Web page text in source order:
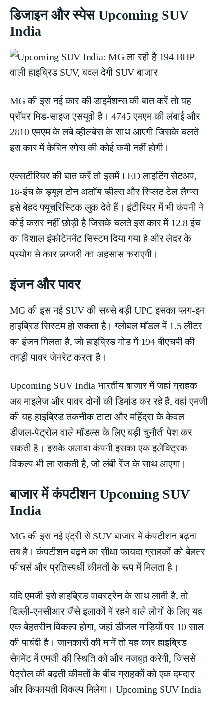
डिजाइन और स्पेस Upcoming SUV
India
MG की इस नई कार की डाइमेंशन्स की बात करें तो यह
प्रॉपर मिड-साइज एसयूवी है। 4745 एमएम की लंबाई और
2810 एमएम के लंबे व्हीलबेस के साथ आएगी जिसके चलते
इस कार में केबिन स्पेस की कोई कमी नहीं होगी।
एक्सटीरियर की बात करें तो इसमें LED लाइटिंग सेटअप,
18-इंच के ड्यूल टोन अलॉय व्हील्स और स्प्लिट टेल लैम्प्स
इसे बेहद फ्यूचरिस्टिक लुक देते हैं। इंटीरियर में भी कंपनी ने
कोई कसर नहीं छोड़ी है जिसके चलते इस कार में 12.8 इंच
का विशाल इंफोटेनमेंट सिस्टम दिया गया है और लेदर के
प्रयोग से कार लग्जरी का अहसास कराएगी।
इंजन और पावर
MG की इस नई SUV की सबसे बड़ी UPC इसका प्लग-इन
हाइब्रिड सिस्टम हो सकता है। ग्लोबल मॉडल में 1.5 लीटर
का इंजन मिलता है, जो हाइब्रिड मोड में 194 बीएचपी की
तगड़ी पावर जेनरेट करता है।
Upcoming SUV India भारतीय बाजार में जहां ग्राहक
अब माइलेज और पावर दोनों की डिमांड कर रहे हैं, वहां एमजी
की यह हाइब्रिड तकनीक टाटा और महिंद्रा के केवल
डीजल-पेट्रोल वाले मॉडल्स के लिए बड़ी चुनौती पेश कर
सकती है। इसके अलावा कंपनी इसका एक इलेक्ट्रिक
विकल्प भी ला सकती है, जो लंबी रेंज के साथ आएगा।
बाजार में कंपटीशन Upcoming SUV
India
MG की इस नई एंट्री से SUV बाजार में कंपटीशन बढ़ना
तय है। कंपटीशन बढ़ने का सीधा फायदा ग्राहकों को बेहतर
फीचर्स और प्रतिस्पर्धी कीमतों के रूप में मिलता है।
यदि एमजी इसे हाइब्रिड पावरट्रेन के साथ लाती है, तो
दिल्ली-एनसीआर जैसे इलाकों में रहने वाले लोगों के लिए यह
एक बेहतरीन विकल्प होगा, जहां डीजल गाड़ियों पर 10 साल
की पाबंदी है। जानकारों की मानें तो यह कार हाइब्रिड
सेगमेंट में एमजी की स्थिति को और मजबूत करेगी, जिससे
पेट्रोल की बढ़ती कीमतों के बीच ग्राहकों को एक दमदार
और किफायती विकल्प मिलेगा। Upcoming SUV India